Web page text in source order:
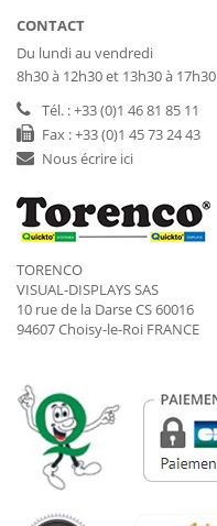
CONTACT
Du lundi au vendredi
8h30 à 12h30 et 13h30 à 17h30
Tél. : +33 (0)1 46 81 85 11
Fax : +33 (0)1 45 73 24 43
Nous écrire ici
TORENCO
VISUAL-DISPLAYS SAS
10 rue de la Darse CS 60016
94607 Choisy-le-Roi FRANCE